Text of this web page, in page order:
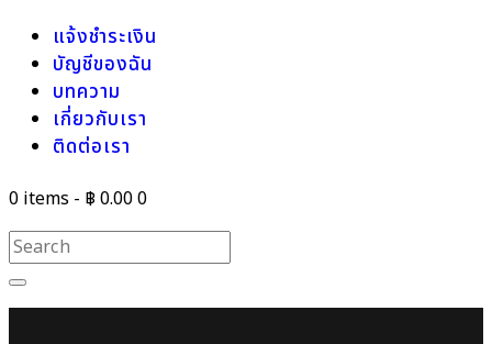
แจ้งชำระเงิน
บัญชีของฉัน
บทความ
เกี่ยวกับเรา
ติดต่อเรา
0 items - ฿ 0.000